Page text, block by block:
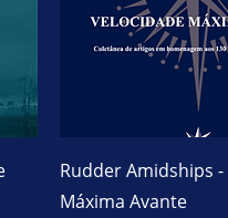
Rudder Amidships
Máxima Avante